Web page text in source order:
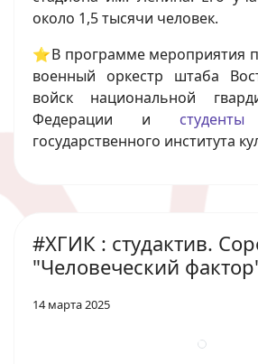
около 1,5 тысячи человек.
⭐В программе мероприятия
военный оркестр штаба
войск национальной
Федерации и студенты
государственного института
#ХГИК : студактив.
"Человеческий
14 марта 2025